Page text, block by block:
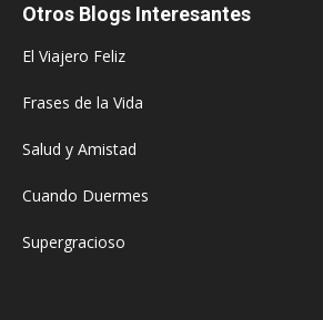
Otros Blogs Interesantes
El Viajero Feliz
Frases de la Vida
Salud y Amistad
Cuando Duermes
Supergracioso